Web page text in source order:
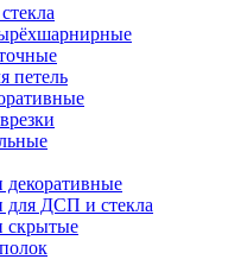
петель
декоративные
для ДСП и стекла
скрытые